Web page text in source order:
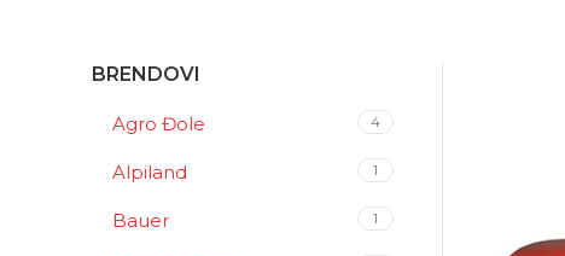
BRENDOVI
Agro Đole 4
Alpiland 1
Bauer 1